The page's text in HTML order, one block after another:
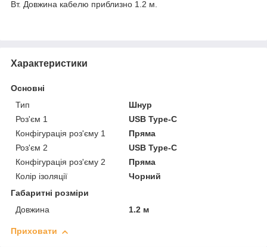
Вт. Довжина кабелю приблизно 1.2 м.
Характеристики
Основні
Тип
Шнур
Роз'єм 1
USB Type-C
Конфігурація роз'єму 1
Пряма
Роз'єм 2
USB Type-C
Конфігурація роз'єму 2
Пряма
Колір ізоляції
Чорний
Габаритні розміри
Довжина
1.2 м
Приховати